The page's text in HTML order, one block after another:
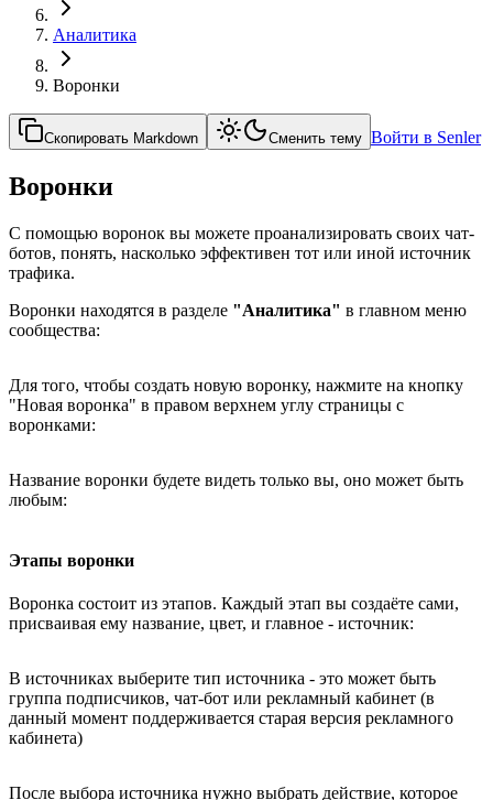
Аналитика
Воронки
Скопировать Markdown Сменить тему Войти в Senler
Воронки
С помощью воронок вы можете проанализировать своих чат-
ботов, понять, насколько эффективен тот или иной источник
трафика.
Воронки находятся в разделе "Аналитика" в главном меню
сообщества:
Для того, чтобы создать новую воронку, нажмите на кнопку
"Новая воронка" в правом верхнем углу страницы с
воронками:
Название воронки будете видеть только вы, оно может быть
любым:
Этапы воронки
Воронка состоит из этапов. Каждый этап вы создаёте сами,
присваивая ему название, цвет, и главное - источник:
В источниках выберите тип источника - это может быть
группа подписчиков, чат-бот или рекламный кабинет (в
данный момент поддерживается старая версия рекламного
кабинета)
После выбора источника нужно выбрать действие, которое